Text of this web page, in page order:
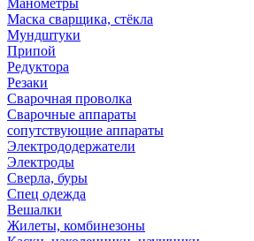
Манометры
Маска сварщика, стёкла
Мундштуки
Припой
Редуктора
Резаки
Сварочная проволка
Сварочные аппараты
сопутствующие аппараты
Электрододержатели
Электроды
Сверла, буры
Спец одежда
Вешалки
Жилеты, комбинезоны